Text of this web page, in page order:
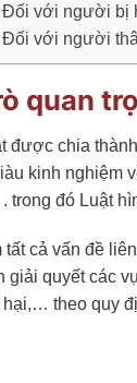
Đối với người bị
Đối với người
quan
được chia
kinh nghiệm
. trong đó Luật
tất cả vấn đề
giải quyết các
theo quy